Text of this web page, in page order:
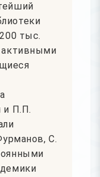
тыс.
активными
и П.П.
С.